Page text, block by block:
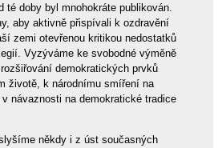
té doby byl mnohokráte publikován.
aby aktivně přispívali k ozdravění
zemi otevřenou kritikou nedostatků
Vyzýváme ke svobodné výměně
demokratických prvků
životě, k národnímu smíření na
návaznosti na demokratické tradice
někdy i z úst současných